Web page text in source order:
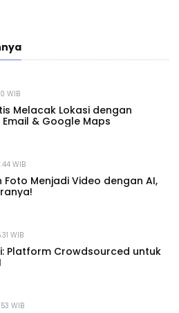
WIB
Melacak Lokasi dengan
Email & Google Maps
WIB
Foto Menjadi Video dengan AI,
WIB
Platform Crowdsourced untuk
WIB